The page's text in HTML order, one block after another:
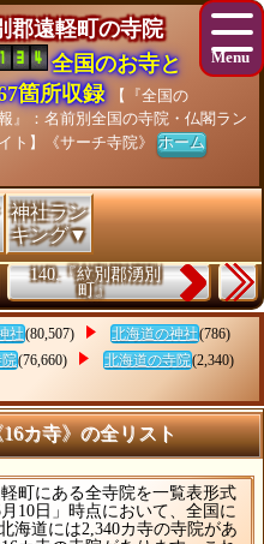
郡遠軽町の寺院
全国のお寺と
箇所収録
【『全国の
』：名前別全国の寺院・仏閣ラン
ト】《サーチ寺院》ホーム
神社ラン
キング▼
140.『紋別郡湧別
町』
社(80,507) 北海道の神社(786)
(76,660) 北海道の寺院(2,340)
カ寺》の全リスト
町にある全寺院を一覧表形式
10日」時点において、全国に
海道には2,340カ寺の寺院があ